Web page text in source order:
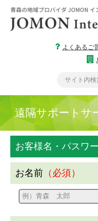
よくあるご
遠隔サポートサ
お客様名・パスワ
お名前 （必須）